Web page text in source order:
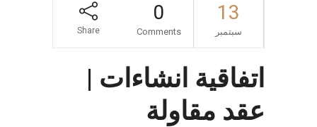
13
سبتمبر
0
Comments
Share
اتفاقية انشاءات |
عقد مقاولة